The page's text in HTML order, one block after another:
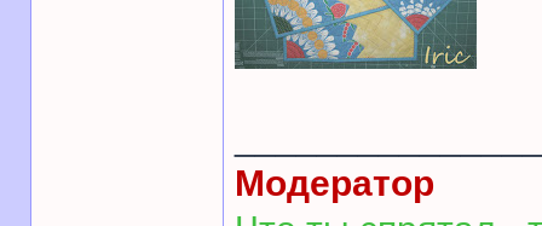
Модератор